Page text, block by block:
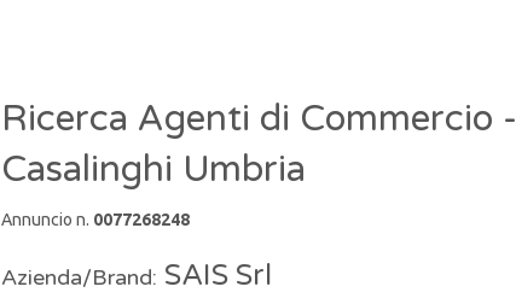
Ricerca Agenti di Commercio -
Casalinghi Umbria
Annuncio n. 0077268248
Azienda/Brand: SAIS Srl